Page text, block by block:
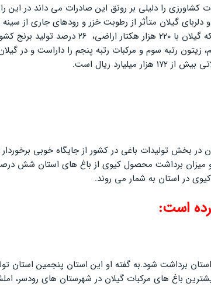
گیلان متأثر از رطوبت خزر و رودهای جاری از سینه
زراعی، باغی و گل و گیاه است و دفتر امور غلات و محصولات اساسی معاونت
زیتون رتبه سوم و مرکبات رتبه پنجم را داراست و در
ریال است.
افزون بر ۱۹۲ هزار تن کیوی به ارزش هزار و ۵۳۶ میلیارد تومان تولید شده و میزان برداشت
در استان به شمار می روند.
است:
در این حوزه فعالیت می کنند و بیشترین باغ های مرکبات گیلان در